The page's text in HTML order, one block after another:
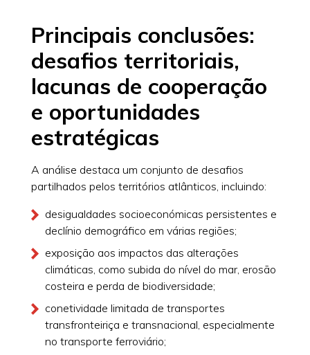
Principais conclusões:
desafios territoriais,
lacunas de cooperação
e oportunidades
estratégicas
A análise destaca um conjunto de desafios
partilhados pelos territórios atlânticos, incluindo:
desigualdades socioeconómicas persistentes e
declínio demográfico em várias regiões;
exposição aos impactos das alterações
climáticas, como subida do nível do mar, erosão
costeira e perda de biodiversidade;
conetividade limitada de transportes
transfronteiriça e transnacional, especialmente
no transporte ferroviário;